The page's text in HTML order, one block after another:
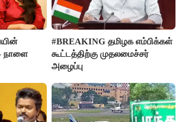
நாளை
#BREAKING தமிழக எம்பிக்கள்
கூட்டத்திற்கு முதலமைச்சர்
அழைப்பு